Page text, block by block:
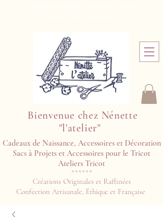
Bienvenue chez Nénette
"l'atelier"
Cadeaux de Naissance, Accessoires et Décoration
Sacs à Projets et Accessoires pour le Tricot
Ateliers Tricot​​
******
Créations Originales et Raffinées
Confection Artisanale, Éthique et Française